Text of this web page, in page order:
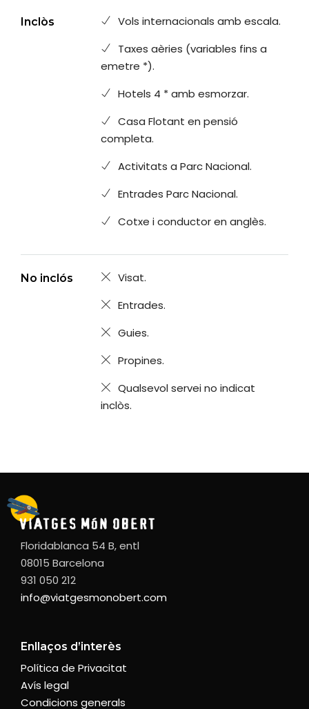
Inclòs
Vols internacionals amb escala.
Taxes aèries (variables fins a
emetre *).
Hotels 4 * amb esmorzar.
Casa Flotant en pensió
completa.
Activitats a Parc Nacional.
Entrades Parc Nacional.
Cotxe i conductor en anglès.
No inclós
Visat.
Entrades.
Guies.
Propines.
Qualsevol servei no indicat
inclòs.
Floridablanca 54 B, entl
08015 Barcelona
931 050 212
info@viatgesmonobert.com
Enllaços d’interès
Política de Privacitat
Avís legal
Condicions generals